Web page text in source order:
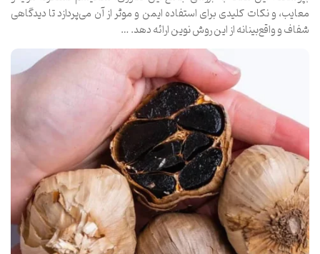
معایب، و نکات کلیدی برای استفاده ایمن و موثر از آن می‌پردازد تا دیدگاهی
شفاف و واقع‌بینانه از این روش نوین ارائه دهد. …